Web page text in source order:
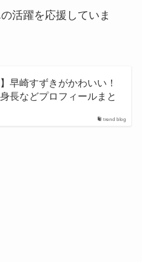
活躍を応援していま
trend blog
】早崎すずきがかわいい！
長などプロフィールまと